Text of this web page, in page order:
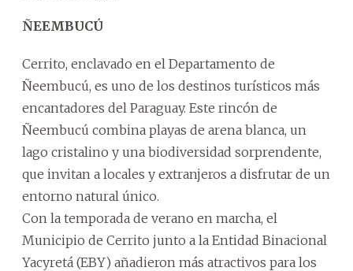
ÑEEMBUCÚ
Cerrito, enclavado en el Departamento de
Ñeembucú, es uno de los destinos turísticos más
encantadores del Paraguay. Este rincón de
Ñeembucú combina playas de arena blanca, un
lago cristalino y una biodiversidad sorprendente,
que invitan a locales y extranjeros a disfrutar de un
entorno natural único.
Con la temporada de verano en marcha, el
Municipio de Cerrito junto a la Entidad Binacional
Yacyretá (EBY) añadieron más atractivos para los